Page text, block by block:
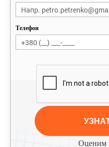
Телефон
Оценим